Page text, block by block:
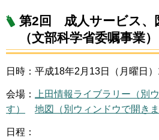
第2回 成人サービス、
（文部科学省委嘱事業）
日時：平成18年2月13日（月曜日
会場：
上田情報ライブラリー（別
す）
地図（別ウィンドウで開きま
日程：